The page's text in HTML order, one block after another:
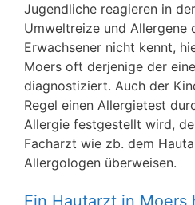
Jugendliche reagieren in
Umweltreize und Allergene
Erwachsener nicht kennt,
Moers oft derjenige der
diagnostiziert. Auch der
Regel einen Allergietest
Allergie festgestellt wird,
Facharzt wie zb. dem
Allergologen überweisen.